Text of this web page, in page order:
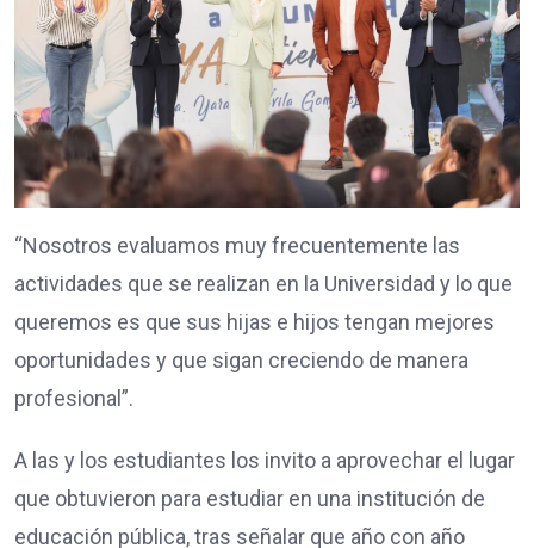
“Nosotros evaluamos muy frecuentemente las
actividades que se realizan en la Universidad y lo que
queremos es que sus hijas e hijos tengan mejores
oportunidades y que sigan creciendo de manera
profesional”.
A las y los estudiantes los invito a aprovechar el lugar
que obtuvieron para estudiar en una institución de
educación pública, tras señalar que año con año